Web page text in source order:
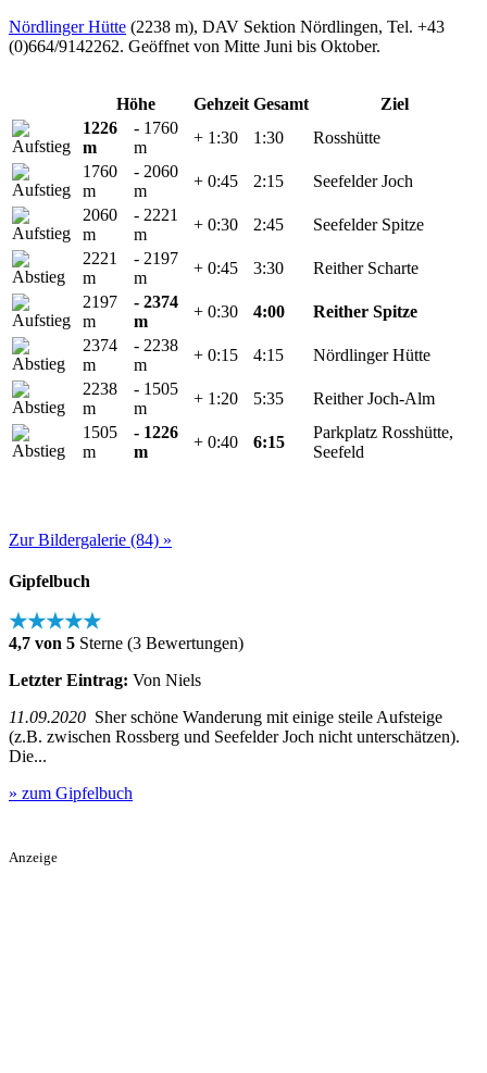
Nördlinger Hütte (2238 m), DAV Sektion Nördlingen, Tel. +43
(0)664/9142262. Geöffnet von Mitte Juni bis Oktober.
Höhe Gehzeit Gesamt
Ziel
1226
m
- 1760
m
+ 1:30 1:30
Rosshütte
1760
m
- 2060
m
+ 0:45 2:15
Seefelder Joch
2060
m
- 2221
m
+ 0:30 2:45
Seefelder Spitze
2221
m
- 2197
m
+ 0:45 3:30
Reither Scharte
2197
m
- 2374
m
+ 0:30 4:00
Reither Spitze
2374
m
- 2238
m
+ 0:15 4:15
Nördlinger Hütte
2238
m
- 1505
m
+ 1:20 5:35
Reither Joch-Alm
1505
m
- 1226
m
+ 0:40 6:15
Parkplatz Rosshütte,
Seefeld
Zur Bildergalerie (84) »
Gipfelbuch
★★★★★
4,7 von 5 Sterne (3 Bewertungen)
Letzter Eintrag: Von Niels
11.09.2020 Sher schöne Wanderung mit einige steile Aufsteige
(z.B. zwischen Rossberg und Seefelder Joch nicht unterschätzen).
Die...
» zum Gipfelbuch
Anzeige